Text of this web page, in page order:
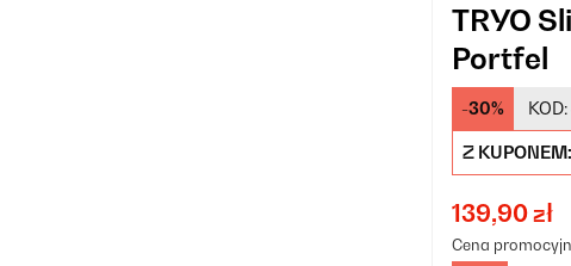
TRYO
Portfel
-30% KOD:
Z KUPONEM:
139,90 zł
Cena